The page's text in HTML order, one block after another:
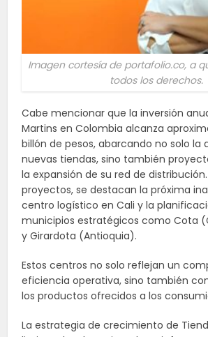
Imagen cortesía de portafolio.co, a
todos los derechos.
Cabe mencionar que la inversión
Martins en Colombia alcanza
billón de pesos, abarcando no solo la
nuevas tiendas, sino también
la expansión de su red de
proyectos, se destacan la próxima
centro logístico en Cali y la
municipios estratégicos como Cota
y Girardota (Antioquia).
Estos centros no solo reflejan un
eficiencia operativa, sino también
los productos ofrecidos a los
La estrategia de crecimiento de